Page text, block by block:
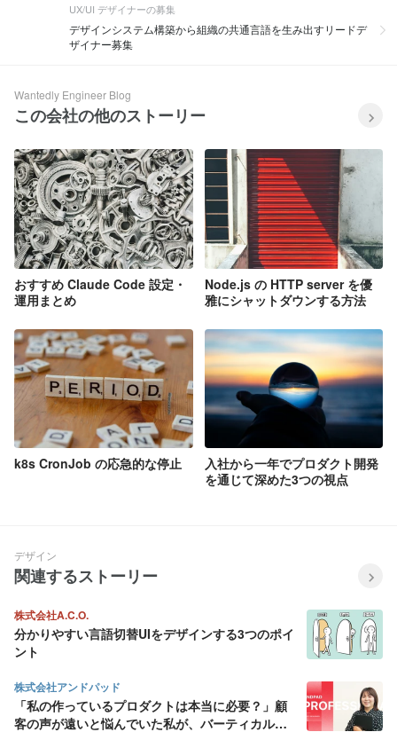
UX/UI デザイナーの募集
デザインシステム構築から組織の共通言語を生み出すリードデ
ザイナー募集
Wantedly Engineer Blog
この会社の他のストーリー
おすすめ Claude Code 設定・
運用まとめ
Node.js の HTTP server を優
雅にシャットダウンする方法
k8s CronJob の応急的な停止
入社から一年でプロダクト開発
を通じて深めた3つの視点
デザイン
関連するストーリー
株式会社A.C.O.
分かりやすい言語切替UIをデザインする3つのポイ
ント
株式会社アンドパッド
「私の作っているプロダクトは本当に必要？」顧
客の声が遠いと悩んでいた私が、バーティカル